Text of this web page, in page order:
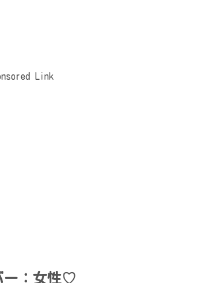
Link
ー：女性♡